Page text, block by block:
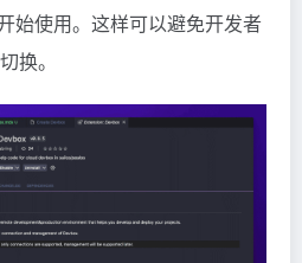
始使用。这样可以避免开发者
换。